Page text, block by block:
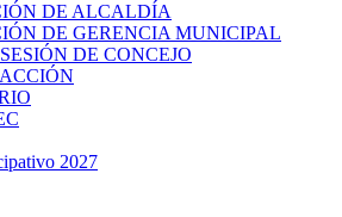
DE ALCALDÍA
DE GERENCIA MUNICIPAL
DE CONCEJO
2027